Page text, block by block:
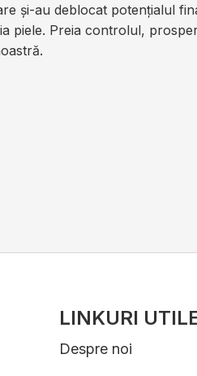
și-au deblocat potențialul
piele. Preia controlul,
LINKURI
Despre noi